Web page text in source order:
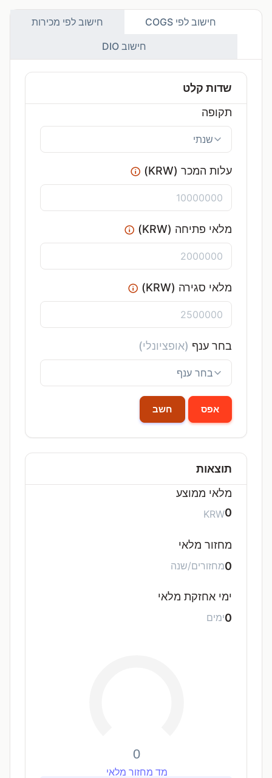
חישוב לפי COGS
חישוב לפי מכירות
חישוב DIO
שדות קלט
תקופה
עלות המכר (KRW)
מלאי פתיחה (KRW)
מלאי סגירה (KRW)
בחר ענף (אופציונלי)
אפס חשב
תוצאות
מלאי ממוצע
0
KRW
מחזור מלאי
0מחזורים/שנה
ימי אחזקת מלאי
0ימים
מד מחזור מלאי
0